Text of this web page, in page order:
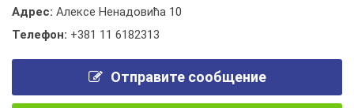
Адрес: Алексе Ненадовића 10
Телефон: +381 11 6182313
Отправите сообщение